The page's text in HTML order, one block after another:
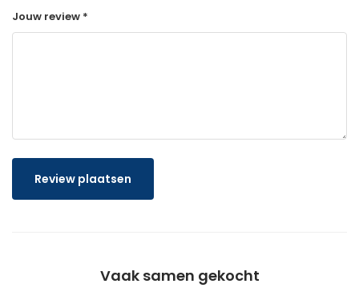
Jouw review *
Review plaatsen
Vaak samen gekocht